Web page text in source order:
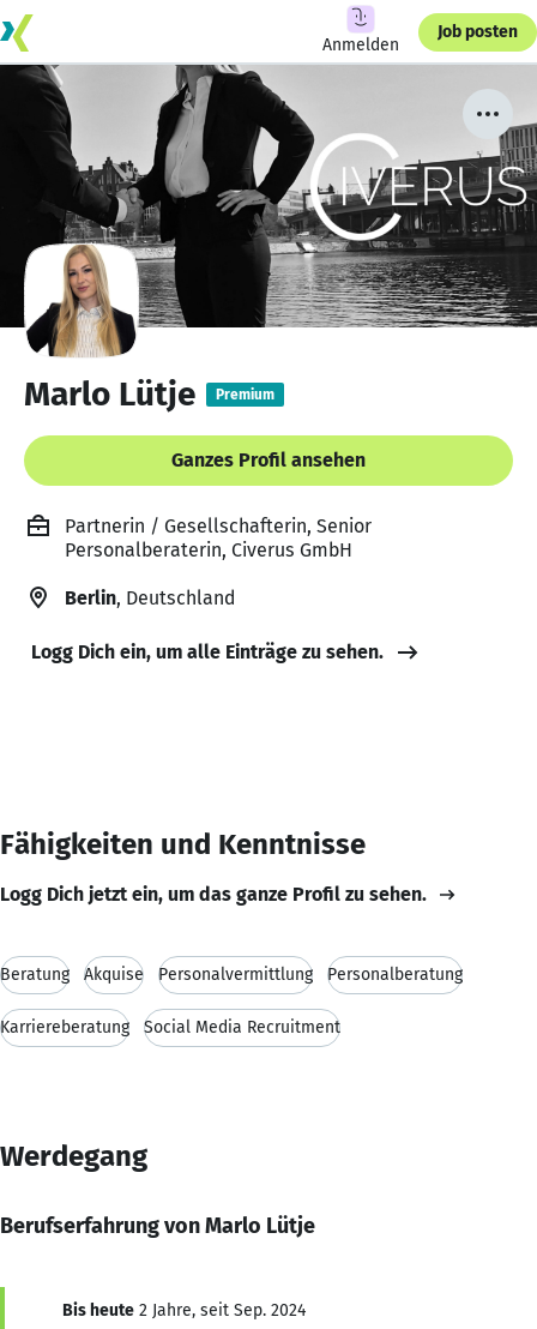
Anmelden
Job posten
Marlo Lütje Premium
Ganzes Profil ansehen
Partnerin / Gesellschafterin, Senior
Personalberaterin, Civerus GmbH
Berlin, Deutschland
Logg Dich ein, um alle Einträge zu sehen.
Fähigkeiten und Kenntnisse
Logg Dich jetzt ein, um das ganze Profil zu sehen.
Beratung Akquise Personalvermittlung Personalberatung
Karriereberatung Social Media Recruitment
Werdegang
Berufserfahrung von Marlo Lütje
Bis heute 2 Jahre, seit Sep. 2024